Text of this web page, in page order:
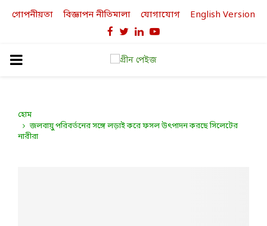
গোপনীয়তা বিজ্ঞাপন নীতিমালা যোগাযোগ English Version
Facebook
TwitterLinkedinYoutube
PRIMARY
হোম
জলবায়ু পরিবর্তনের সঙ্গে লড়াই করে ফসল উৎপাদন করছে সিলেটের
নারীরা